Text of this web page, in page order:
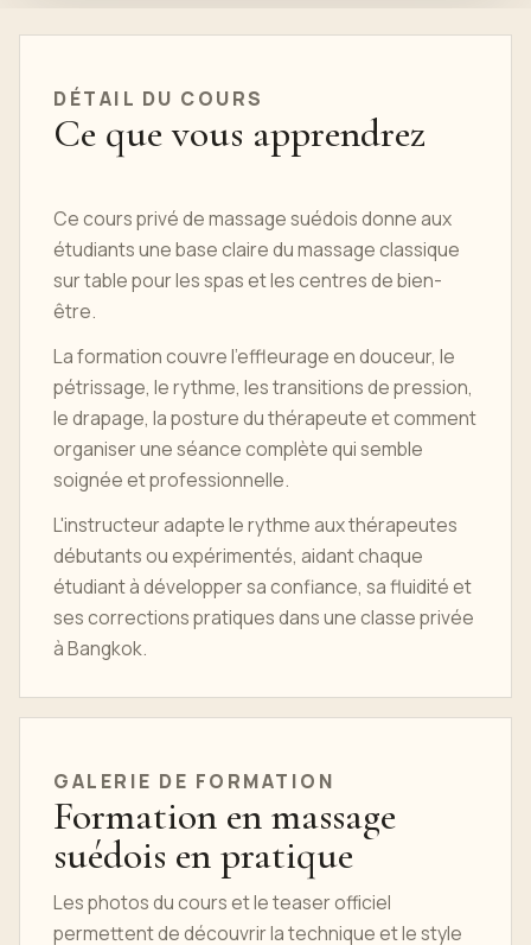
DÉTAIL DU COURS
Ce que vous apprendrez
Ce cours privé de massage suédois donne aux
étudiants une base claire du massage classique
sur table pour les spas et les centres de bien-
être.
La formation couvre l'effleurage en douceur, le
pétrissage, le rythme, les transitions de pression,
le drapage, la posture du thérapeute et comment
organiser une séance complète qui semble
soignée et professionnelle.
L'instructeur adapte le rythme aux thérapeutes
débutants ou expérimentés, aidant chaque
étudiant à développer sa confiance, sa fluidité et
ses corrections pratiques dans une classe privée
à Bangkok.
GALERIE DE FORMATION
Formation en massage
suédois en pratique
Les photos du cours et le teaser officiel
permettent de découvrir la technique et le style